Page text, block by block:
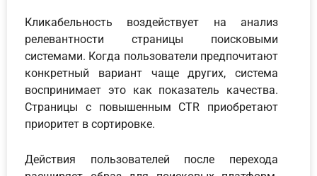
Кликабельность воздействует на анализ
релевантности страницы поисковыми
системами. Когда пользователи предпочитают
конкретный вариант чаще других, система
воспринимает это как показатель качества.
Страницы с повышенным CTR приобретают
приоритет в сортировке.
Действия пользователей после перехода